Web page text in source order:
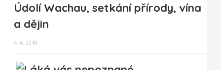
Údolí Wachau, setkání přírody, vína
a dějin
4. 6. 2018